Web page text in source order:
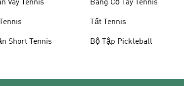
Váy Tennis
Short Tennis
Băng Cổ Tay Tennis
Tất Tennis
Bộ Tập Pickleball